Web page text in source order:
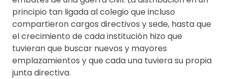
principio tan ligada al colegio que incluso
compartieron cargos directivos y sede, hasta que
el crecimiento de cada institución hizo que
tuvieran que buscar nuevos y mayores
emplazamientos y que cada una tuviera su propia
junta directiva.